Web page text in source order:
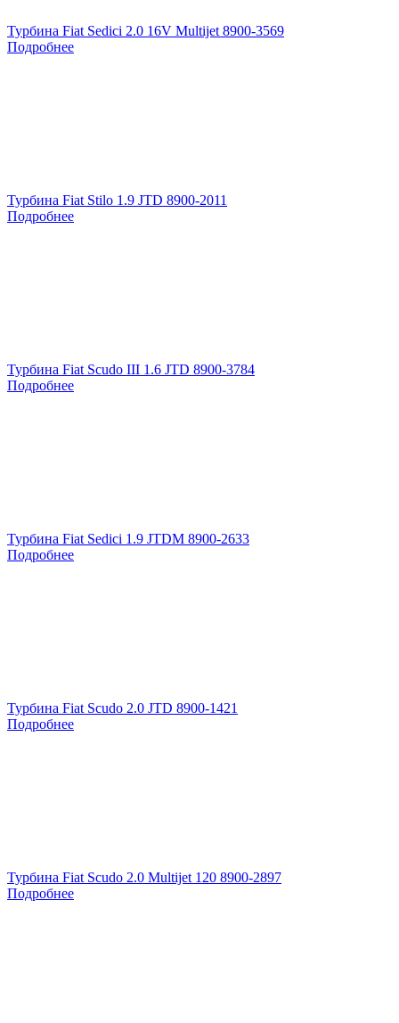
Турбина Fiat Sedici 2.0 16V Multijet 8900-3569
Подробнее
Турбина Fiat Stilo 1.9 JTD 8900-2011
Подробнее
Турбина Fiat Scudo III 1.6 JTD 8900-3784
Подробнее
Турбина Fiat Sedici 1.9 JTDM 8900-2633
Подробнее
Турбина Fiat Scudo 2.0 JTD 8900-1421
Подробнее
Турбина Fiat Scudo 2.0 Multijet 120 8900-2897
Подробнее